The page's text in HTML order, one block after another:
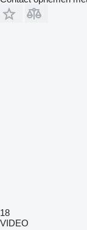
18
VIDEO